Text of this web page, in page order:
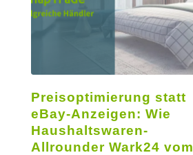
Preisoptimierung statt
eBay-Anzeigen: Wie
Haushaltswaren-
Allrounder Wark24 vom